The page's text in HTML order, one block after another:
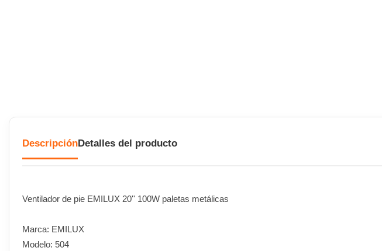
DescripciónDetalles del producto
Ventilador de pie EMILUX 20'' 100W paletas metálicas
Marca: EMILUX
Modelo: 504